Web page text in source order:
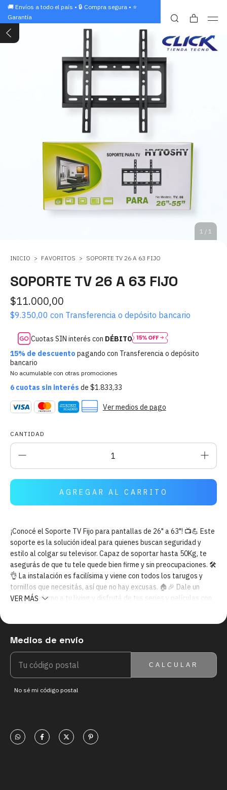
🚚 Envíos a todo el país • 🔒 Compra segura • ⭐
Garantía
1 / 1
INICIO > FAVORITOS > SOPORTE TV 26 A 63 FIJO
SOPORTE TV 26 A 63 FIJO
$11.000,00
$9.350,00 con Transferencia o depósito bancario
Cuotas SIN interés con DÉBITO
15% de descuento pagando con Transferencia o depósito
bancario
No acumulable con otras promociones
6cuotas sin interés de $1.833,33
Ver medios de pago
CANTIDAD
¡Conocé el Soporte TV Fijo para pantallas de 26" a 63"! 📺💪 Este
soporte es la solución ideal para quienes buscan seguridad y
estilo al colgar su televisor. Capaz de soportar hasta 50Kg, te
asegurás de que tu tele quede bien firme y sin preocupaciones. 🛠️
👌 La instalación es facilísima y viene con todos los tarugos y
tornillos que necesitás, así que no hay excusas. 🏠🎉 Dale un
toque moderno a tu living y disfrutá de tus series y películas con
SKU: 826
VER MÁS
ENTREGAS PARA EL CP:
Medios de envío
CALCULAR
No sé mi código postal